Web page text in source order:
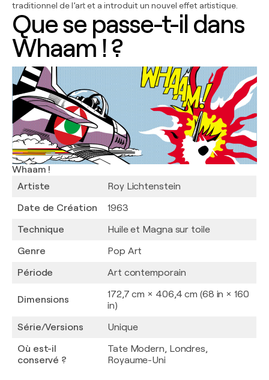
traditionnel de l’art et a introduit un nouvel effet artistique.
Que se passe-t-il dans
Whaam ! ?
Whaam !
Artiste
Roy Lichtenstein
Date de Création
1963
Technique
Huile et Magna sur toile
Genre
Pop Art
Période
Art contemporain
Dimensions
172,7 cm × 406,4 cm (68 in × 160
in)
Série/Versions
Unique
Où est-il
conservé ?
Tate Modern, Londres,
Royaume-Uni